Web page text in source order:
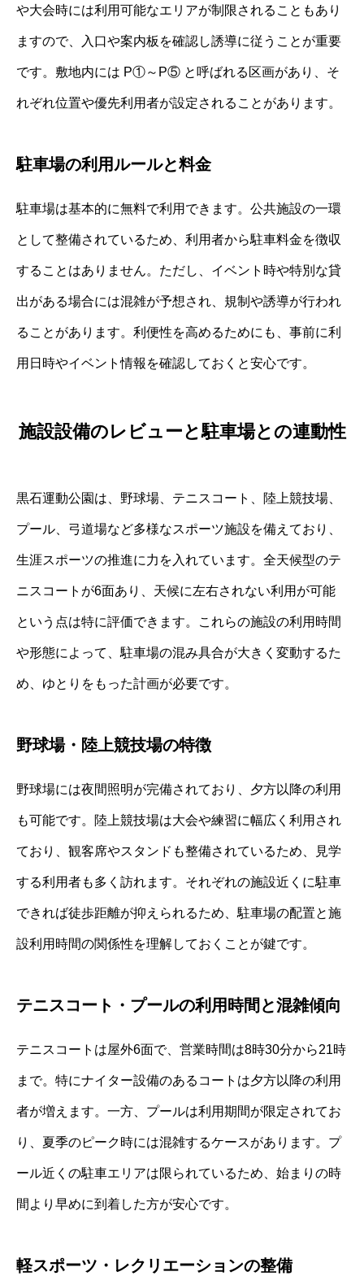
や大会時には利用可能なエリアが制限されることもあり
ますので、入口や案内板を確認し誘導に従うことが重要
です。敷地内には P①～P⑤ と呼ばれる区画があり、そ
れぞれ位置や優先利用者が設定されることがあります。
駐車場の利用ルールと料金
駐車場は基本的に無料で利用できます。公共施設の一環
として整備されているため、利用者から駐車料金を徴収
することはありません。ただし、イベント時や特別な貸
出がある場合には混雑が予想され、規制や誘導が行われ
ることがあります。利便性を高めるためにも、事前に利
用日時やイベント情報を確認しておくと安心です。
施設設備のレビューと駐車場との連動性
黒石運動公園は、野球場、テニスコート、陸上競技場、
プール、弓道場など多様なスポーツ施設を備えており、
生涯スポーツの推進に力を入れています。全天候型のテ
ニスコートが6面あり、天候に左右されない利用が可能
という点は特に評価できます。これらの施設の利用時間
や形態によって、駐車場の混み具合が大きく変動するた
め、ゆとりをもった計画が必要です。
野球場・陸上競技場の特徴
野球場には夜間照明が完備されており、夕方以降の利用
も可能です。陸上競技場は大会や練習に幅広く利用され
ており、観客席やスタンドも整備されているため、見学
する利用者も多く訪れます。それぞれの施設近くに駐車
できれば徒歩距離が抑えられるため、駐車場の配置と施
設利用時間の関係性を理解しておくことが鍵です。
テニスコート・プールの利用時間と混雑傾向
テニスコートは屋外6面で、営業時間は8時30分から21時
まで。特にナイター設備のあるコートは夕方以降の利用
者が増えます。一方、プールは利用期間が限定されてお
り、夏季のピーク時には混雑するケースがあります。プ
ール近くの駐車エリアは限られているため、始まりの時
間より早めに到着した方が安心です。
軽スポーツ・レクリエーションの整備